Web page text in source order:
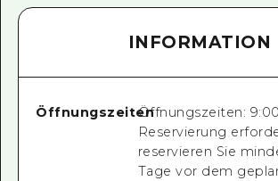
INFORMATION
ÖffnungszeitenÖffnungszeiten:
Reservierung
reservieren Sie
Tage vor dem